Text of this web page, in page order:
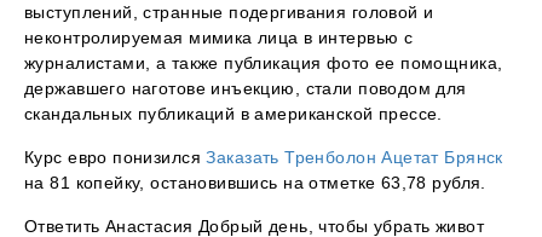
выступлений, странные подергивания головой и
неконтролируемая мимика лица в интервью с
журналистами, а также публикация фото ее помощника,
державшего наготове инъекцию, стали поводом для
скандальных публикаций в американской прессе.
Курс евро понизилсяЗаказать Тренболон Ацетат Брянск
на 81 копейку, остановившись на отметке 63,78 рубля.
Ответить Анастасия Добрый день, чтобы убрать живот